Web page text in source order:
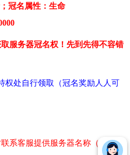
冠名属性：生命
取服务器冠名权！先到先得不容错
处自行领取 （冠名奖励人人可
系客服提供服务器名称（2-6个